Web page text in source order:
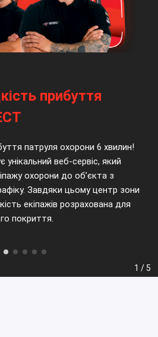
прибуття
патруля охорони 6 хвилин!
веб-сервіс, який
охорони до об’єкта з
Завдяки цьому центр зони
екіпажів розрахована для
покриття.
1 / 5